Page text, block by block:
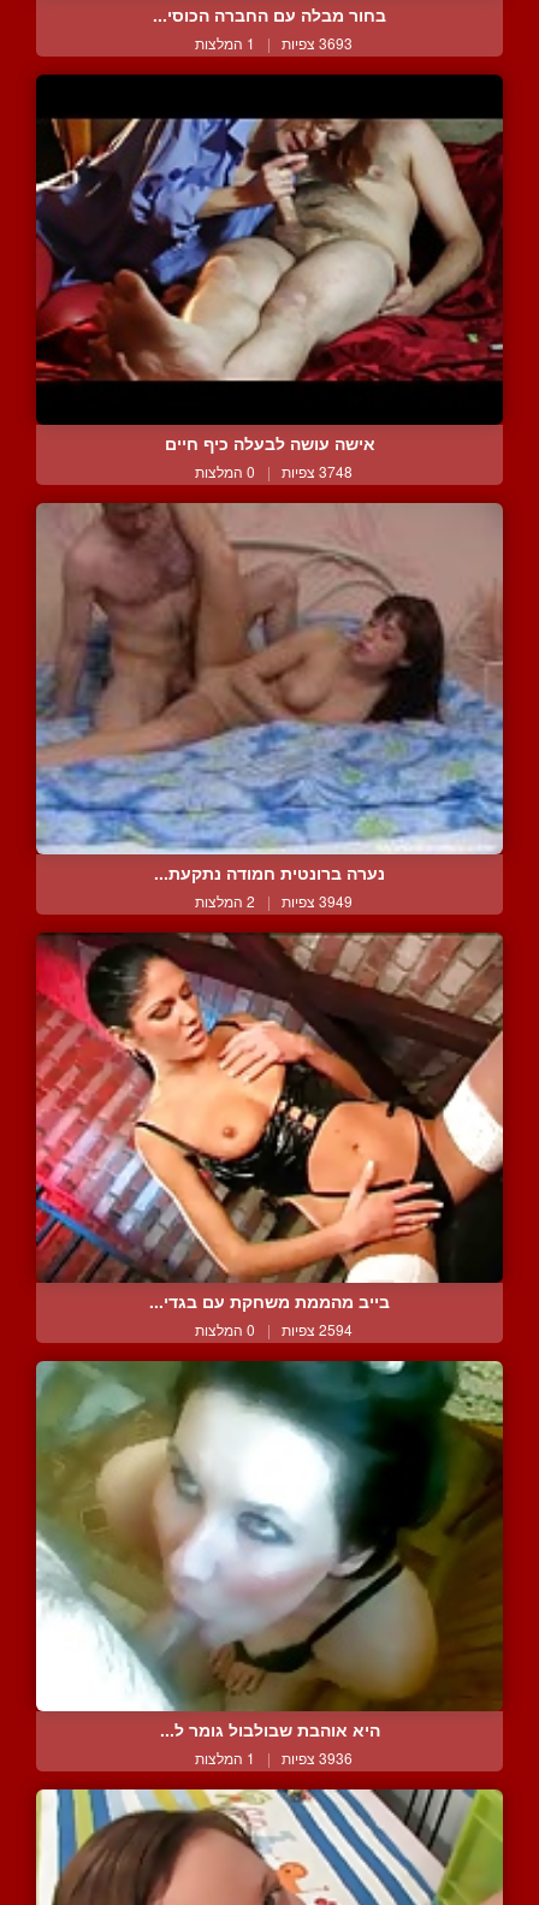
בחור מבלה עם החברה הכוסי...
3693 צפיות | 1 המלצות
אישה עושה לבעלה כיף חיים
3748 צפיות | 0 המלצות
נערה ברונטית חמודה נתקעת...
3949 צפיות | 2 המלצות
בייב מהממת משחקת עם בגדי...
2594 צפיות | 0 המלצות
היא אוהבת שבולבול גומר ל...
3936 צפיות | 1 המלצות